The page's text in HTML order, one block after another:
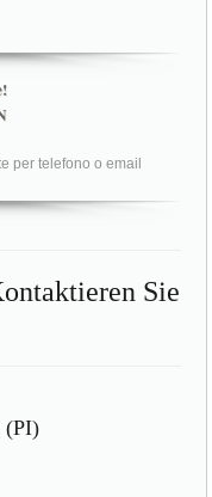
per telefono o email
Sie
(PI)